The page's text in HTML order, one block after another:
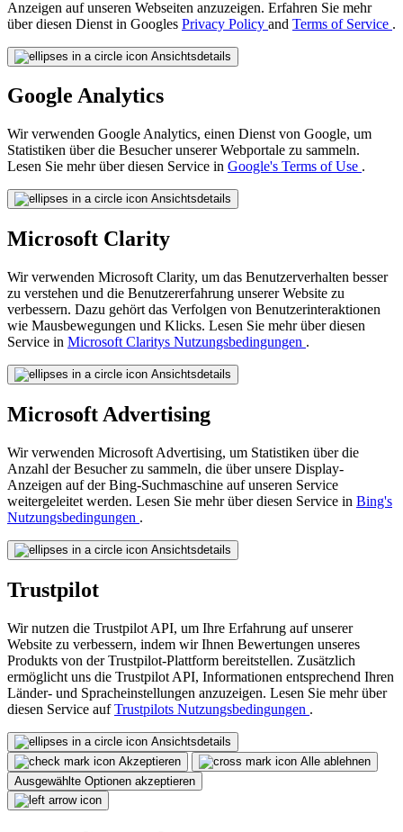
Anzeigen auf unseren Webseiten anzuzeigen. Erfahren Sie mehr
über diesen Dienst in Googles Privacy Policy and Terms of Service .
Ansichtsdetails
Google Analytics
Wir verwenden Google Analytics, einen Dienst von Google, um
Statistiken über die Besucher unserer Webportale zu sammeln.
Lesen Sie mehr über diesen Service in Google's Terms of Use .
Ansichtsdetails
Microsoft Clarity
Wir verwenden Microsoft Clarity, um das Benutzerverhalten besser
zu verstehen und die Benutzererfahrung unserer Website zu
verbessern. Dazu gehört das Verfolgen von Benutzerinteraktionen
wie Mausbewegungen und Klicks. Lesen Sie mehr über diesen
Service in Microsoft Claritys Nutzungsbedingungen .
Ansichtsdetails
Microsoft Advertising
Wir verwenden Microsoft Advertising, um Statistiken über die
Anzahl der Besucher zu sammeln, die über unsere Display-
Anzeigen auf der Bing-Suchmaschine auf unseren Service
weitergeleitet werden. Lesen Sie mehr über diesen Service in Bing's
Nutzungsbedingungen .
Ansichtsdetails
Trustpilot
Wir nutzen die Trustpilot API, um Ihre Erfahrung auf unserer
Website zu verbessern, indem wir Ihnen Bewertungen unseres
Produkts von der Trustpilot-Plattform bereitstellen. Zusätzlich
ermöglicht uns die Trustpilot API, Informationen entsprechend Ihren
Länder- und Spracheinstellungen anzuzeigen. Lesen Sie mehr über
diesen Service aufTrustpilots Nutzungsbedingungen .
Ansichtsdetails
Akzeptieren
Alle ablehnen
Ausgewählte Optionen akzeptieren